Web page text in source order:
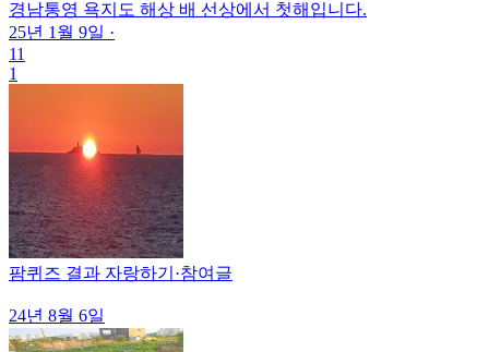
경남통영 욕지도 해상 배 선상에서 첫해입니다.
25년 1월 9일 ·
11
1
팜퀴즈 결과 자랑하기 ·참여글
24년 8월 6일